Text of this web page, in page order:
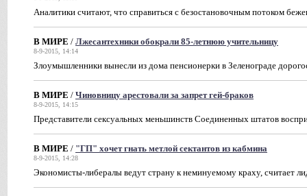
Аналитики считают, что справиться с безостановочным потоком
В МИРЕ / Лжесантехники обокрали 85-летнюю учительницу
8-9-2015, 14:14
Злоумышленники вынесли из дома пенсионерки в Зеленограде
В МИРЕ / Чиновницу арестовали за запрет гей-браков
8-9-2015, 14:15
Представители сексуальных меньшинств Соединенных штатов
В МИРЕ / "ГП" хочет гнать метлой сектантов из кабмина
8-9-2015, 14:28
Экономисты-либералы ведут страну к неминуемому краху, считает